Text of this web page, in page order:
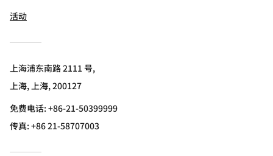
活动
上海浦东南路 2111 号,
上海, 上海, 200127
免费电话:+86-21-50399999
传真:+86 21-58707003